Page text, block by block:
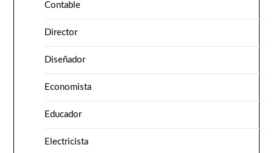
Contable
Director
Diseñador
Economista
Educador
Electricista